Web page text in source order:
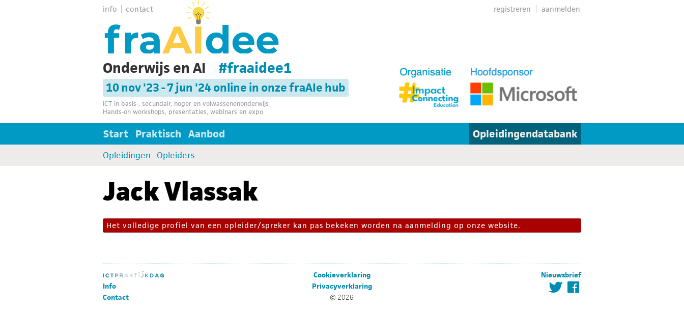
info contact aanmelden
registreren
Onderwijs en AI #fraaidee1
10 nov '23 - 7 jun '24 online in onze fraAIe hub
ICT in basis-, secundair, hoger en volwassenenonderwijs
Hands-on workshops, presentaties, webinars en expo
Start Praktisch Aanbod Opleidingendatabank
Opleidingen Opleiders
Jack Vlassak
Het volledige profiel van een opleider/spreker kan pas bekeken worden na aanmelding op onze website.
Info
Contact
Cookieverklaring
Privacyverklaring
© 2026
Nieuwsbrief